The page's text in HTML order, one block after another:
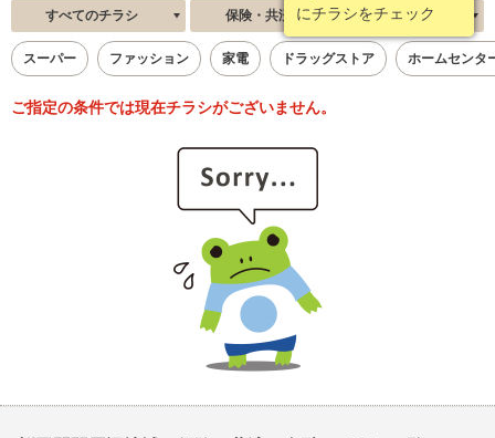
にチラシをチェック
すべてのチラシ 保険・共済・金融 新着順
スーパー ファッション 家電 ドラッグストア ホームセンタ
ご指定の条件では現在チラシがございません。